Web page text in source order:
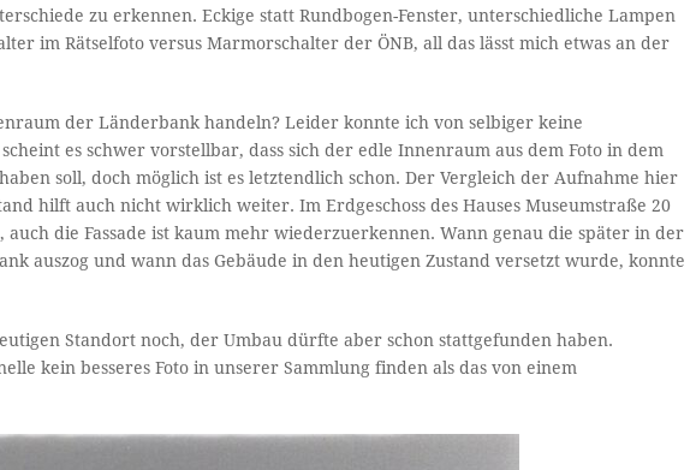
zu erkennen. Eckige statt Rundbogen-Fenster, unterschiedliche Lampen
im Rätselfoto versus Marmorschalter der ÖNB, all das lässt mich etwas an der
der Länderbank handeln? Leider konnte ich von selbiger keine
es schwer vorstellbar, dass sich der edle Innenraum aus dem Foto in dem
soll, doch möglich ist es letztendlich schon. Der Vergleich der Aufnahme hier
hilft auch nicht wirklich weiter. Im Erdgeschoss des Hauses Museumstraße 20
auch die Fassade ist kaum mehr wiederzuerkennen. Wann genau die später in der
auszog und wann das Gebäude in den heutigen Zustand versetzt wurde, konnte
Standort noch, der Umbau dürfte aber schon stattgefunden haben.
kein besseres Foto in unserer Sammlung finden als das von einem